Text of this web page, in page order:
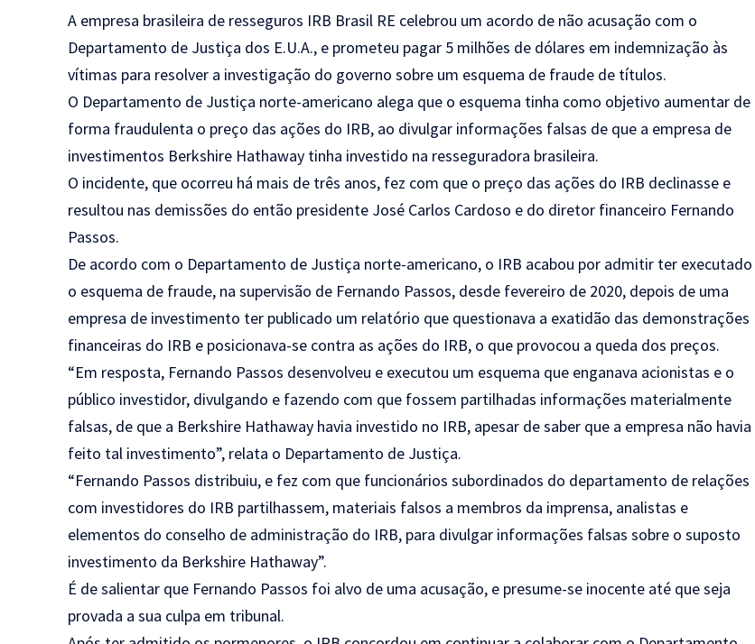
A empresa brasileira de resseguros IRB Brasil RE celebrou um acordo de não acusação com o
Departamento de Justiça dos E.U.A., e prometeu pagar 5 milhões de dólares em indemnização às
vítimas para resolver a investigação do governo sobre um esquema de fraude de títulos.
O Departamento de Justiça norte-americano alega que o esquema tinha como objetivo aumentar de
forma fraudulenta o preço das ações do IRB, ao divulgar informações falsas de que a empresa de
investimentos Berkshire Hathaway tinha investido na resseguradora brasileira.
O incidente, que ocorreu há mais de três anos, fez com que o preço das ações do IRB declinasse e
resultou nas demissões do então presidente José Carlos Cardoso e do diretor financeiro Fernando
Passos.
De acordo com o Departamento de Justiça norte-americano, o IRB acabou por admitir ter executado
o esquema de fraude, na supervisão de Fernando Passos, desde fevereiro de 2020, depois de uma
empresa de investimento ter publicado um relatório que questionava a exatidão das demonstrações
financeiras do IRB e posicionava-se contra as ações do IRB, o que provocou a queda dos preços.
“Em resposta, Fernando Passos desenvolveu e executou um esquema que enganava acionistas e o
público investidor, divulgando e fazendo com que fossem partilhadas informações materialmente
falsas, de que a Berkshire Hathaway havia investido no IRB, apesar de saber que a empresa não havia
feito tal investimento”, relata o Departamento de Justiça.
“Fernando Passos distribuiu, e fez com que funcionários subordinados do departamento de relações
com investidores do IRB partilhassem, materiais falsos a membros da imprensa, analistas e
elementos do conselho de administração do IRB, para divulgar informações falsas sobre o suposto
investimento da Berkshire Hathaway”.
É de salientar que Fernando Passos foi alvo de uma acusação, e presume-se inocente até que seja
provada a sua culpa em tribunal.